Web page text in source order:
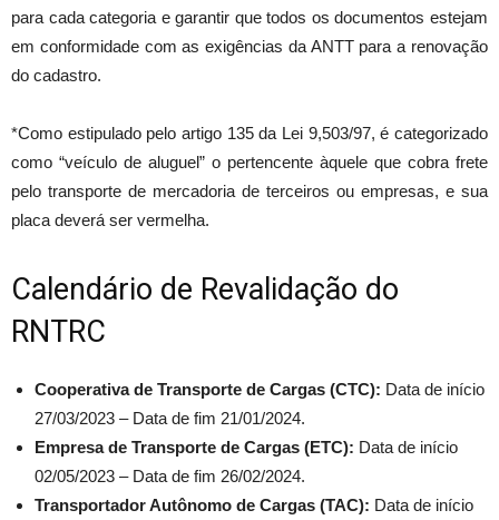
para cada categoria e garantir que todos os documentos estejam
em conformidade com as exigências da ANTT para a renovação
do cadastro.
*Como estipulado pelo artigo 135 da Lei 9,503/97, é categorizado
como “veículo de aluguel” o pertencente àquele que cobra frete
pelo transporte de mercadoria de terceiros ou empresas, e sua
placa deverá ser vermelha.
Calendário de Revalidação do
RNTRC
Cooperativa de Transporte de Cargas (CTC): Data de início
27/03/2023 – Data de fim 21/01/2024.
Empresa de Transporte de Cargas (ETC): Data de início
02/05/2023 – Data de fim 26/02/2024.
Transportador Autônomo de Cargas (TAC): Data de início